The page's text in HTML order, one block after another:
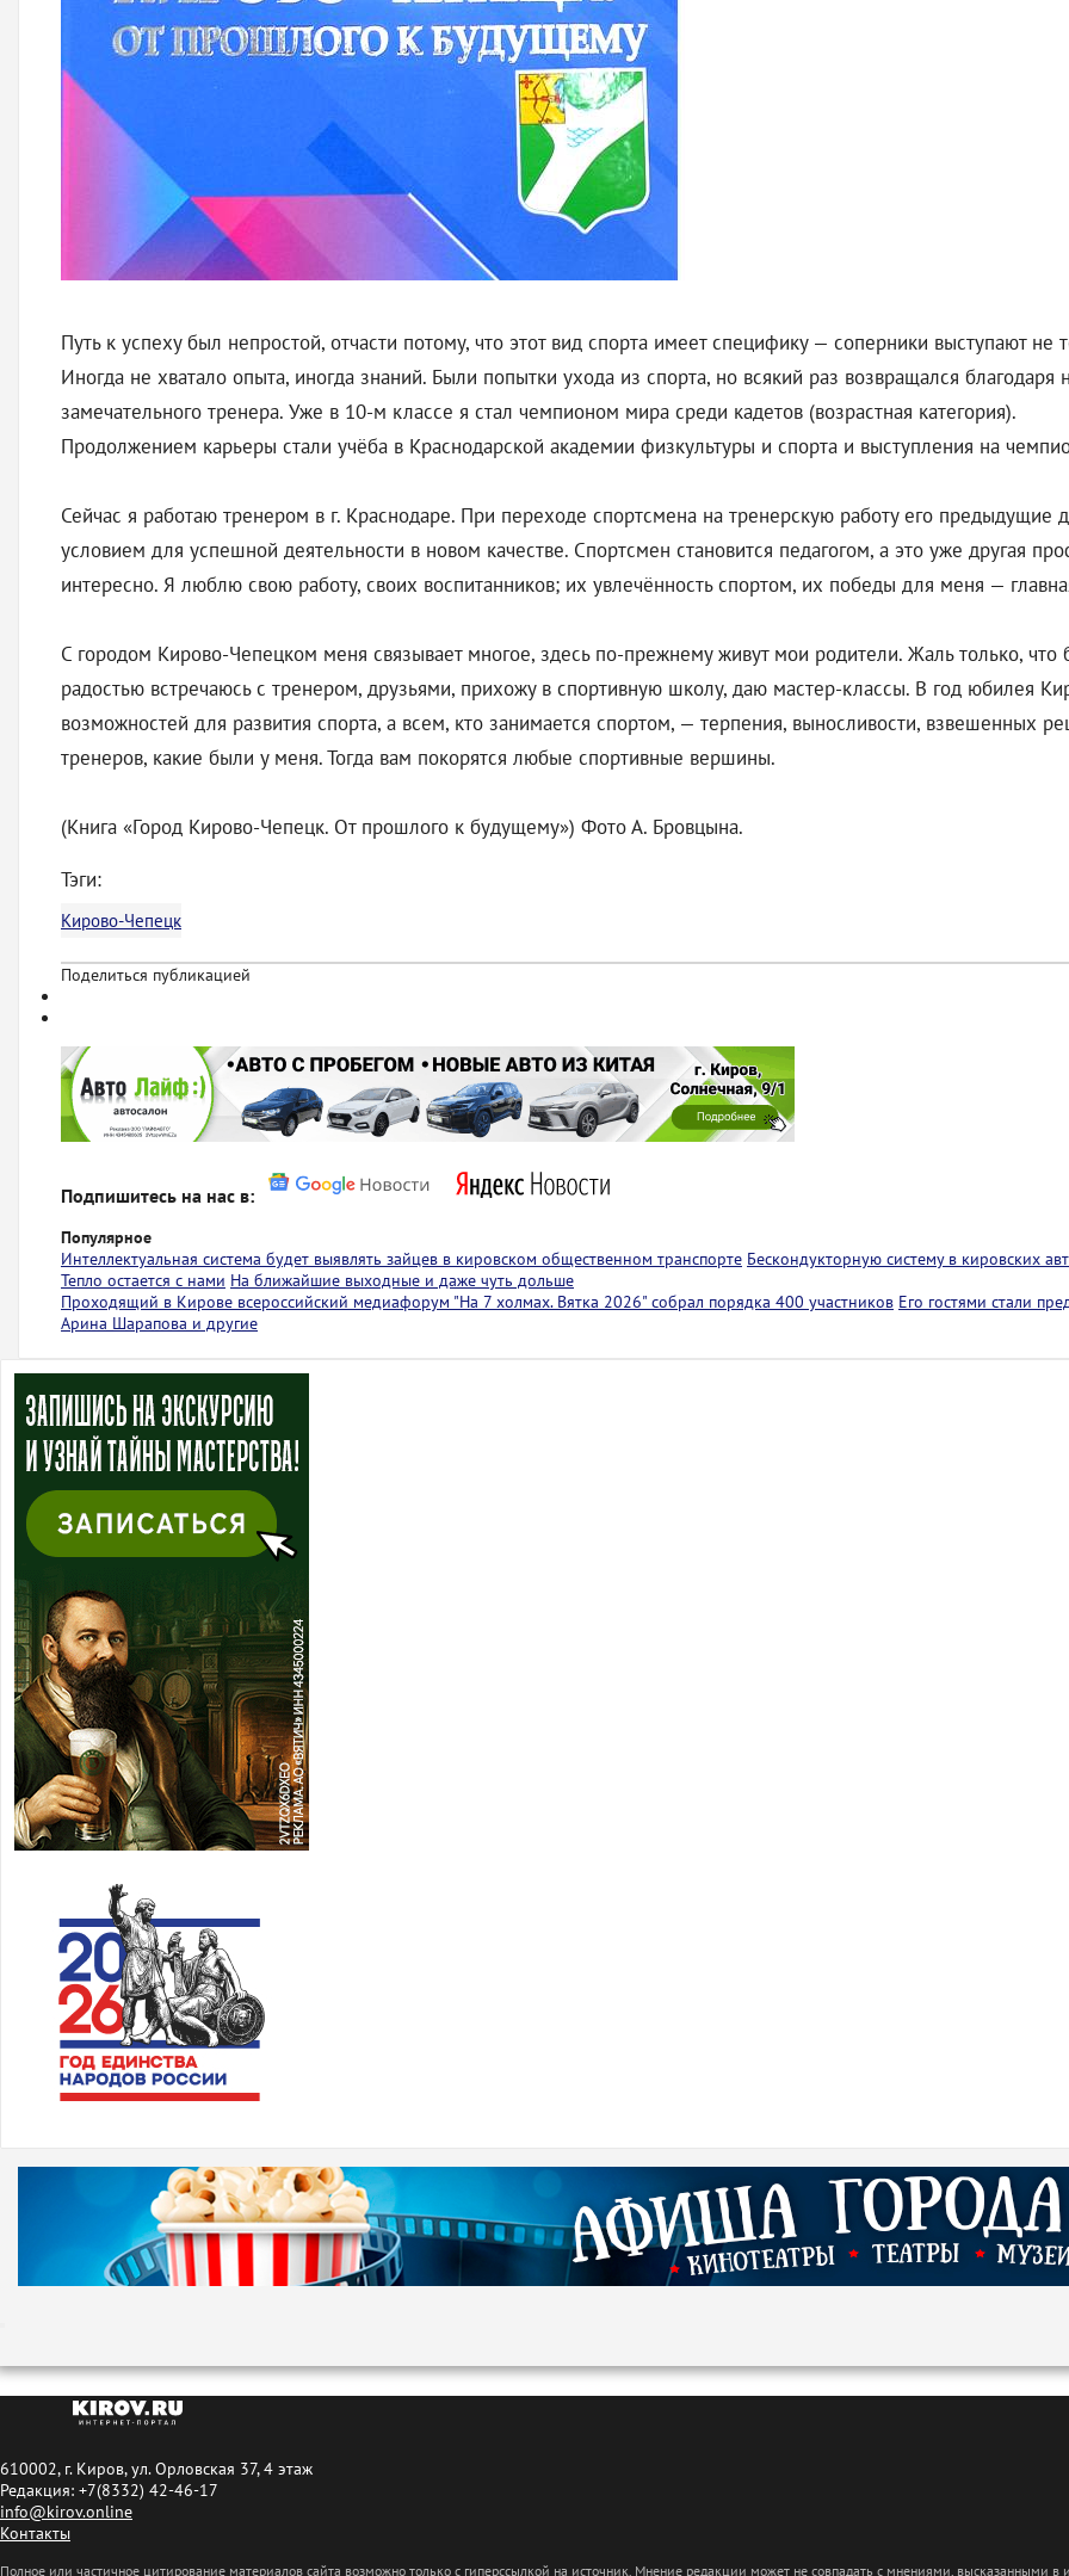
Путь к успеху был непростой, отчасти потому, что этот вид спорта имеет специфику — соперники выступают
Иногда не хватало опыта, иногда знаний. Были попытки ухода из спорта, но всякий раз возвращался
замечательного тренера. Уже в 10-м классе я стал чемпионом мира среди кадетов (возрастная категория).
Продолжением карьеры стали учёба в Краснодарской академии физкультуры и спорта и выступления на
Сейчас я работаю тренером в г. Краснодаре. При переходе спортсмена на тренерскую работу его
условием для успешной деятельности в новом качестве. Спортсмен становится педагогом, а это уже другая
интересно. Я люблю свою работу, своих воспитанников; их увлечённость спортом, их победы для меня —
С городом Кирово-Чепецком меня связывает многое, здесь по-прежнему живут мои родители. Жаль только,
радостью встречаюсь с тренером, друзьями, прихожу в спортивную школу, даю мастер-классы. В год юбилея
возможностей для развития спорта, а всем, кто занимается спортом, — терпения, выносливости, взвешенных
тренеров, какие были у меня. Тогда вам покорятся любые спортивные вершины.
(Книга «Город Кирово-Чепецк. От прошлого к будущему») Фото А. Бровцына.
Тэги:
Кирово-Чепецк
Поделиться публикацией
Подпишитесь на нас в:
Популярное
Интеллектуальная система будет выявлять зайцев в кировском общественном транспорте Бескондукторную систему в кировских
Тепло остается с нами На ближайшие выходные и даже чуть дольше
Проходящий в Кирове всероссийский медиафорум "На 7 холмах. Вятка 2026" собрал порядка 400 участников Его гостями стали
Арина Шарапова и другие
610002, г. Киров, ул. Орловская 37, 4 этаж
Редакция: +7(8332) 42-46-17
info@kirov.online
Контакты
Полное или частичное цитирование материалов сайта возможно только с гиперссылкой на источник. Мнение редакции может не совпадать с мнениями, высказанными